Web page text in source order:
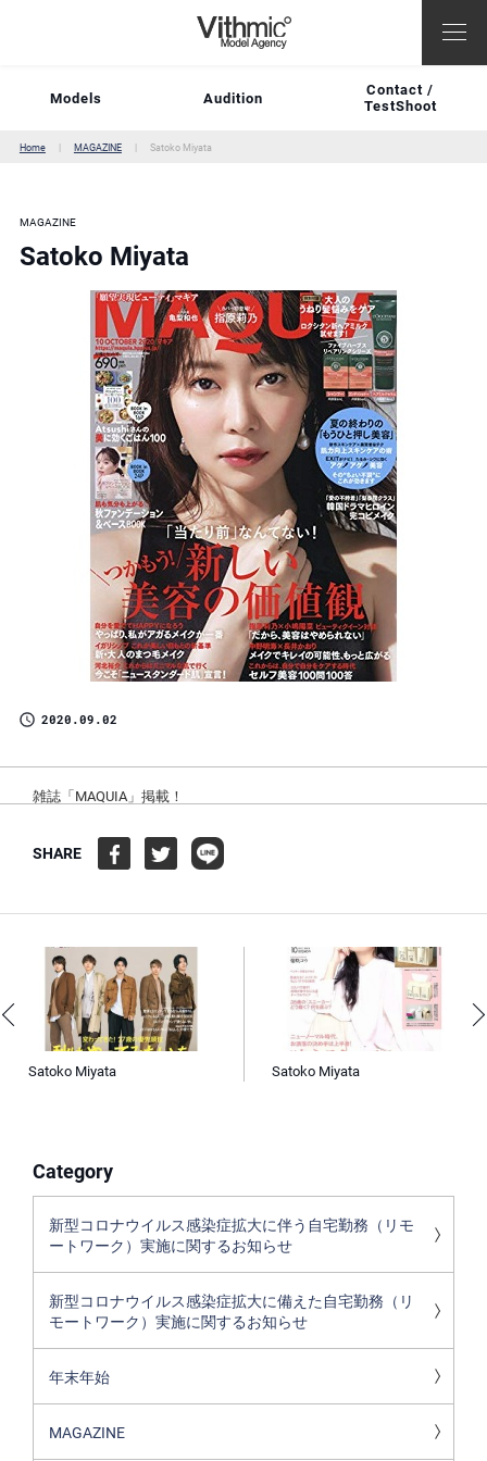
Models Audition
Contact /
TestShoot
Home MAGAZINE Satoko Miyata
MAGAZINE
Satoko Miyata
2020.09.02
雑誌「MAQUIA」掲載！
SHARE
Satoko Miyata Satoko Miyata
Category
新型コロナウイルス感染症拡大に伴う自宅勤務（リモ
ートワーク）実施に関するお知らせ
新型コロナウイルス感染症拡大に備えた自宅勤務（リ
モートワーク）実施に関するお知らせ
年末年始
MAGAZINE